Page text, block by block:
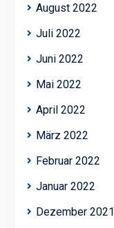
August 2022
Juli 2022
Juni 2022
Mai 2022
April 2022
März 2022
Februar 2022
Januar 2022
Dezember 2021